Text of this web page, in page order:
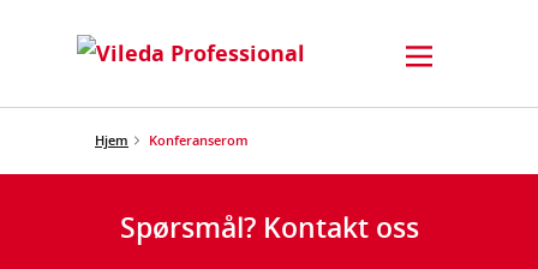
Hjem Konferanserom
Spørsmål? Kontakt oss